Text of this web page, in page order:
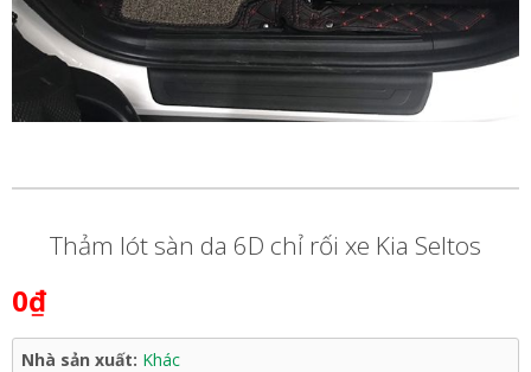
Thảm lót sàn da 6D chỉ rối xe Kia Seltos
0₫
Nhà sản xuất: Khác